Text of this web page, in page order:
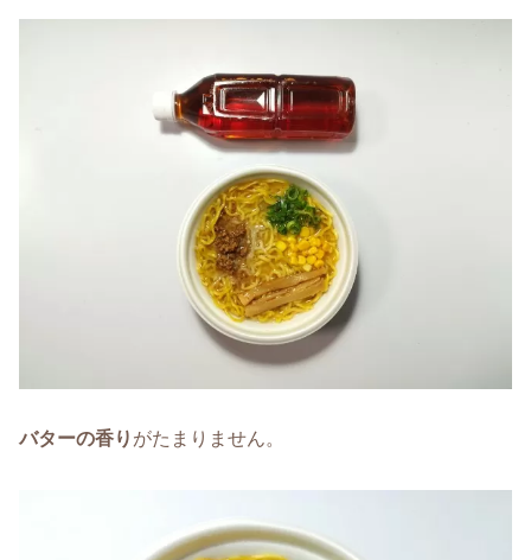
バターの香り がたまりません。